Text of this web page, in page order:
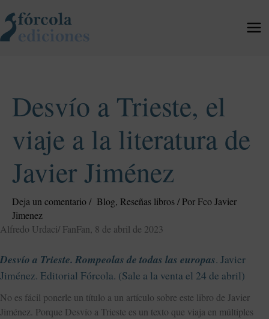
al
contenido
Desvío a Trieste, el
viaje a la literatura de
Javier Jiménez
Deja un comentario/ Blog, Reseñas libros/ Por Fco Javier
Jimenez
Alfredo Urdaci/ FanFan, 8 de abril de 2023
Desvío a Trieste. Rompeolas de todas las europas. Javier
Jiménez. Editorial Fórcola. (Sale a la venta el 24 de abril)
No es fácil ponerle un título a un artículo sobre este libro de Javier
Jiménez. Porque Desvío a Trieste es un texto que viaja en múltiples